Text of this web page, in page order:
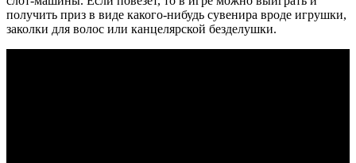
получить приз в виде какого-нибудь сувенира вроде игрушки,
заколки для волос или канцелярской безделушки.